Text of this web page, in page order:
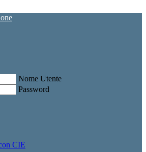
Nome Utente
Password
CIE